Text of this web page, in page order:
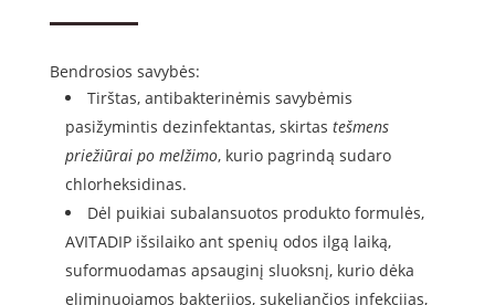
Bendrosios savybės:
Tirštas, antibakterinėmis savybėmis
pasižymintis dezinfektantas, skirtas tešmens
priežiūrai po melžimo, kurio pagrindą sudaro
chlorheksidinas.
Dėl puikiai subalansuotos produkto formulės,
AVITADIP išsilaiko ant spenių odos ilgą laiką,
suformuodamas apsauginį sluoksnį, kurio dėka
eliminuojamos bakterijos, sukeliančios infekcijas,